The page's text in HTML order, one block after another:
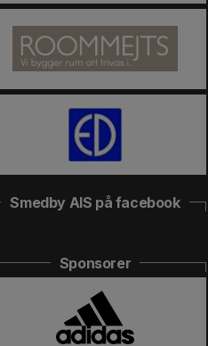
Smedby AIS på facebook
Sponsorer